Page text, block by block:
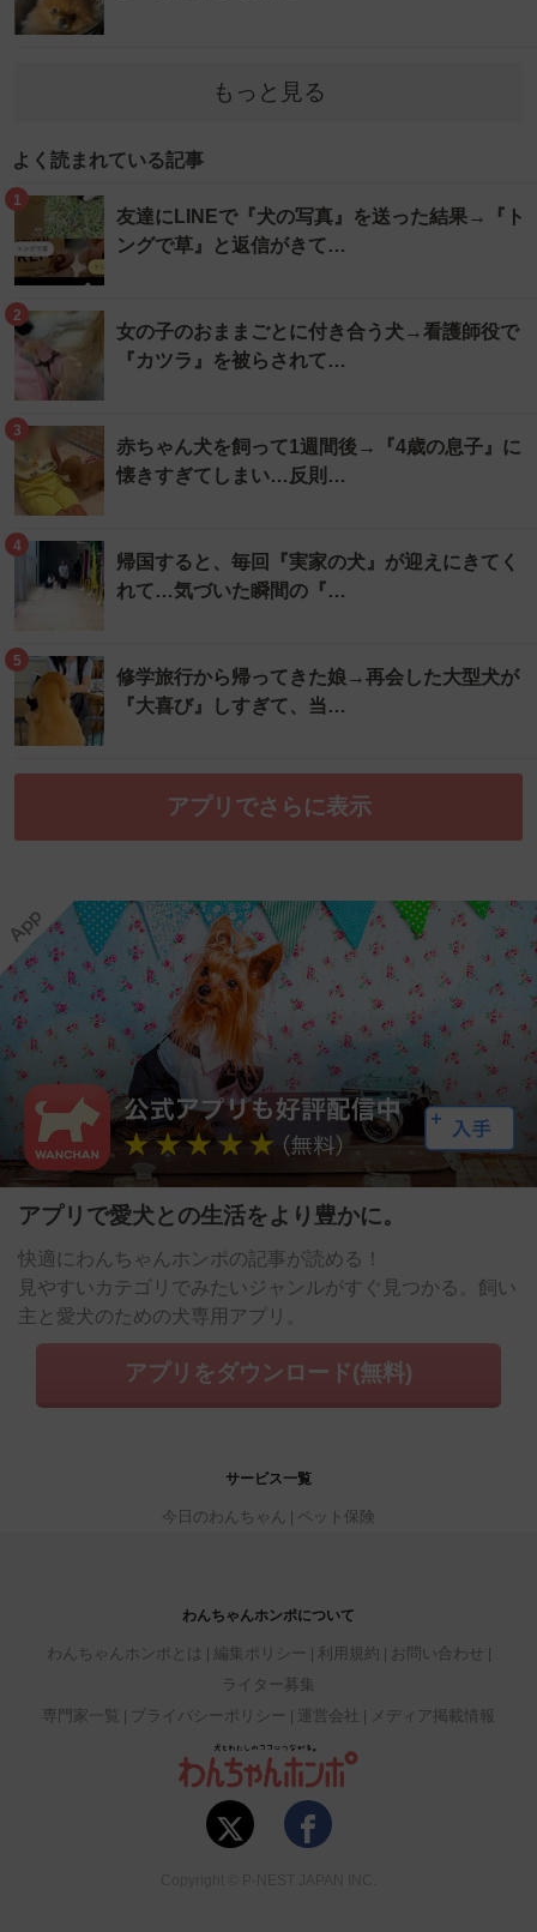
もっと見る
よく読まれている記事
1
友達にLINEで『犬の写真』を送った結果→『ト
ングで草』と返信がきて…
2
女の子のおままごとに付き合う犬→看護師役で
『カツラ』を被らされて…
3
赤ちゃん犬を飼って1週間後→『4歳の息子』に
懐きすぎてしまい…反則…
4
帰国すると、毎回『実家の犬』が迎えにきてく
れて…気づいた瞬間の『…
5
修学旅行から帰ってきた娘→再会した大型犬が
『大喜び』しすぎて、当…
アプリでさらに表示
アプリで愛犬との生活をより豊かに。
快適にわんちゃんホンポの記事が読める！
見やすいカテゴリでみたいジャンルがすぐ見つかる。飼い
主と愛犬のための犬専用アプリ。
アプリをダウンロード(無料)
サービス一覧
今日のわんちゃん ペット保険
わんちゃんホンポについて
わんちゃんホンポとは 編集ポリシー 利用規約
お問い合わせ
ライター募集
専門家一覧
プライバシーポリシー 運営会社 メディア掲載情報